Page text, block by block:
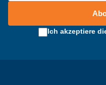
Ich akzeptiere